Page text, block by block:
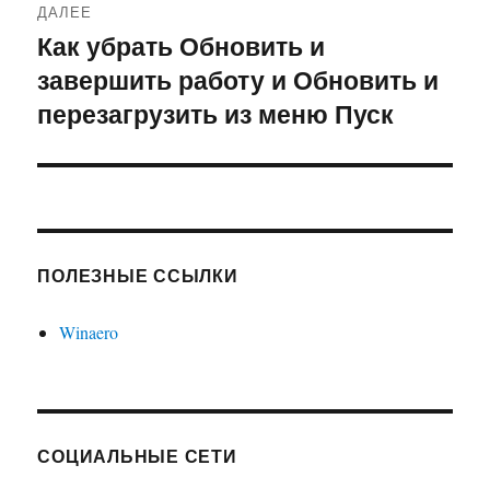
ДАЛЕЕ
Следующая
запись:
Как убрать Обновить и
завершить работу и Обновить и
перезагрузить из меню Пуск
ПОЛЕЗНЫЕ ССЫЛКИ
Winaero
СОЦИАЛЬНЫЕ СЕТИ